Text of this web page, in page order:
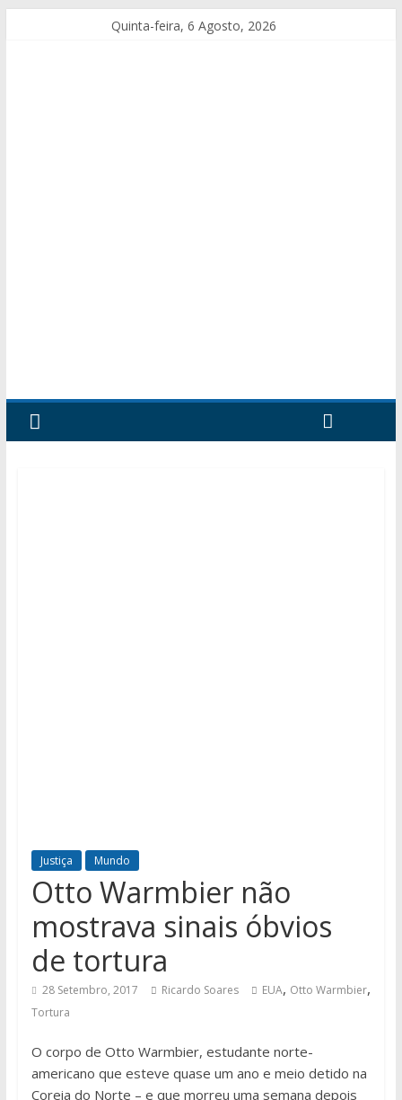
Quinta-feira, 6 Agosto, 2026
Justiça Mundo
Otto Warmbier não
mostrava sinais óbvios
de tortura
28 Setembro, 2017 Ricardo Soares EUA, Otto Warmbier,
Tortura
O corpo de Otto Warmbier, estudante norte-
americano que esteve quase um ano e meio detido na
Coreia do Norte – e que morreu uma semana depois